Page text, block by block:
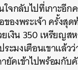
จกลับไปที่เกาะอีก
ของพระเจ้า ครั้งสุด
งิน 350 เหรียญสห
ะมงเตือนเขาแล้ว
ยัคเข้าไปพร้อมกับ